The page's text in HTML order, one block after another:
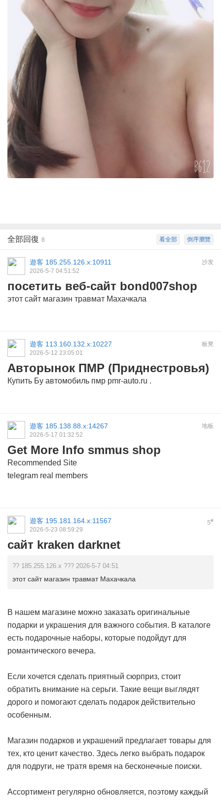
倒序瀏覽
看全部
全部回復 8
沙发
遊客 185.255.126.x:10911
2026-5-7 04:51:52
посетить веб-сайт bond007shop
этот сайт магазин травмат Махачкала
板凳
遊客 113.160.132.x:10227
2026-5-12 23:05:01
Авторынок ПМР (Приднестровья)
Купить Бу автомобиль пмр pmr-auto.ru .
地板
遊客 185.138.88.x:14267
2026-5-17 01:32:52
Get More Info smmus shop
Recommended Site
telegram real members
5#
遊客 195.181.164.x:11567
2026-5-23 08:59:29
сайт kraken darknet
?? 185.255.126.x ??? 2026-5-7 04:51
этот сайт магазин травмат Махачкала
В нашем магазине можно заказать оригинальные
подарки и украшения для важного события. В каталоге
есть подарочные наборы, которые подойдут для
романтического вечера.
Если хочется сделать приятный сюрприз, стоит
обратить внимание на серьги. Такие вещи выглядят
дорого и помогают сделать подарок действительно
особенным.
Магазин подарков и украшений предлагает товары для
тех, кто ценит качество. Здесь легко выбрать подарок
для подруги, не тратя время на бесконечные поиски.
Ассортимент регулярно обновляется, поэтому каждый